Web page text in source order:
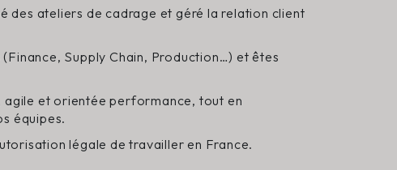
des ateliers de cadrage et géré la relation client
Supply Chain, Production…) et êtes
agile et orientée performance, tout en
équipes.
légale de travailler en France.